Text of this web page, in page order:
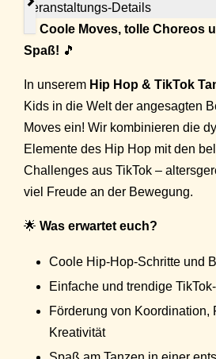
Veranstaltungs-Details
Coole Moves, tolle Choreos
Spaß! 🎵
In unserem Hip Hop & TikTok
Kids in die Welt der angesagten
Moves ein! Wir kombinieren die
Elemente des Hip Hop mit den
Challenges aus TikTok –
viel Freude an der Bewegung.
🌟 Was erwartet euch?
Coole Hip-Hop-Schritte und
Einfache und trendige
Förderung von Koordination,
Kreativität